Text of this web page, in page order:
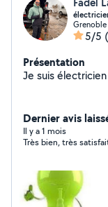
Grenoble
5/5
Présentation
Je suis
Dernier avis
Il y a 1 mois
Très bien, très